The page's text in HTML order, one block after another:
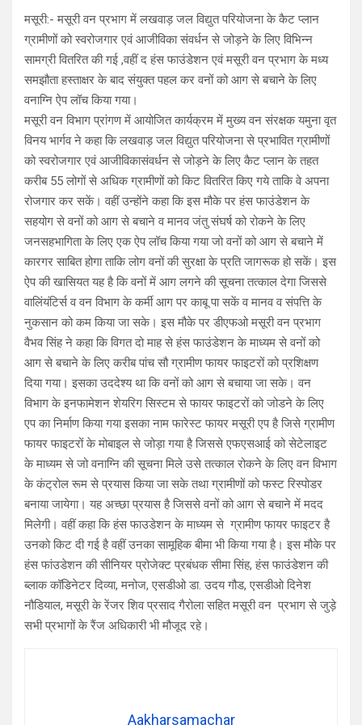
मसूरी:- मसूरी वन प्रभाग में लखवाड़ जल विद्युत परियोजना के कैट प्लान
ग्रामीणों को स्वरोजगार एवं आजीविका संवर्धन से जोड़ने के लिए विभिन्न
सामग्री वितरित की गई ,वहीं द हंस फाउंडेशन एवं मसूरी वन प्रभाग के मध्य
समझौता हस्ताक्षर के बाद संयुक्त पहल कर वनों को आग से बचाने के लिए
वनाग्नि ऐप लॉच किया गया।
मसूरी वन विभाग प्रांगण में आयोजित कार्यक्रम में मुख्य वन संरक्षक यमुना वृत
विनय भार्गव ने कहा कि लखवाड़ जल विद्युत परियोजना से प्रभावित ग्रामीणों
को स्वरोजगार एवं आजीविकासंवर्धन से जोड़ने के लिए कैट प्लान के तहत
करीब 55 लोगों से अधिक ग्रामीणों को किट वितरित किए गये ताकि वे अपना
रोजगार कर सकें। वहीं उन्होंने कहा कि इस मौके पर हंस फाउंडेशन के
सहयोग से वनों को आग से बचाने व मानव जंतु संघर्ष को रोकने के लिए
जनसहभागिता के लिए एक ऐप लॉच किया गया जो वनों को आग से बचाने में
कारगर साबित होगा ताकि लोग वनों की सुरक्षा के प्रति जागरूक हो सकें। इस
ऐप की खासियत यह है कि वनों में आग लगने की सूचना तत्काल देगा जिससे
वालिंयंटिर्स व वन विभाग के कर्मी आग पर काबू पा सकें व मानव व संपत्ति के
नुकसान को कम किया जा सके। इस मौके पर डीएफओ मसूरी वन प्रभाग
वैभव सिंह ने कहा कि विगत दो माह से हंस फाउंडेशन के माध्यम से वनों को
आग से बचाने के लिए करीब पांच सौ ग्रामीण फायर फाइटरों को प्रशिक्षण
दिया गया। इसका उददेश्य था कि वनों को आग से बचाया जा सके। वन
विभाग के इनफामेशन शेयरिग सिस्टम से फायर फाइटरों को जोडने के लिए
एप का निर्माण किया गया इसका नाम फारेस्ट फायर मसूरी एप है जिसे ग्रामीण
फायर फाइटरों के मोबाइल से जोड़ा गया है जिससे एफएसआई को सेटेलाइट
के माध्यम से जो वनाग्नि की सूचना मिले उसे तत्काल रोकने के लिए वन विभाग
के कंट्रोल रूम से प्रयास किया जा सके तथा ग्रामीणों को फस्ट रिस्पोडर
बनाया जायेगा। यह अच्छा प्रयास है जिससे वनों को आग से बचाने में मदद
मिलेगी। वहीं कहा कि हंस फाउडेशन के माध्यम से ग्रामीण फायर फाइटर है
उनको किट दी गई है वहीं उनका सामूहिक बीमा भी किया गया है। इस मौके पर
हंस फांउडेशन की सीनियर प्रोजेक्ट प्रबंधक सीमा सिंह, हंस फाउंडेशन की
ब्लाक कॉडिनेटर दिव्या, मनोज, एसडीओ डा. उदय गौड, एसडीओ दिनेश
नौडियाल, मसूरी के रेंजर शिव प्रसाद गैरोला सहित मसूरी वन प्रभाग से जुड़े
सभी प्रभागों के रैंज अधिकारी भी मौजूद रहे।
Aakharsamachar